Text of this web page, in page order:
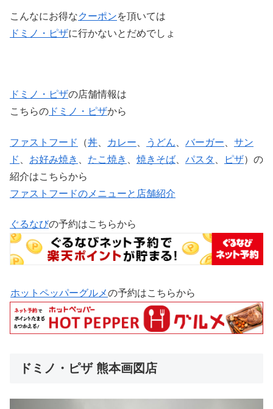
こんなにお得なクーポンを頂いては
ドミノ・ピザに行かないとだめでしょ
ドミノ・ピザの店舗情報は
こちらの ドミノ・ピザから
ファストフード （丼 カレー うどん バーガー
サン
ド
お好み焼き たこ焼き 焼きそば パスタ ピザ）の
紹介はこちらから
ファストフードのメニューと店舗紹介
ぐるなびの予約はこちらから
ホットペッパーグルメの予約はこちらから
ドミノ・ピザ 熊本画図店